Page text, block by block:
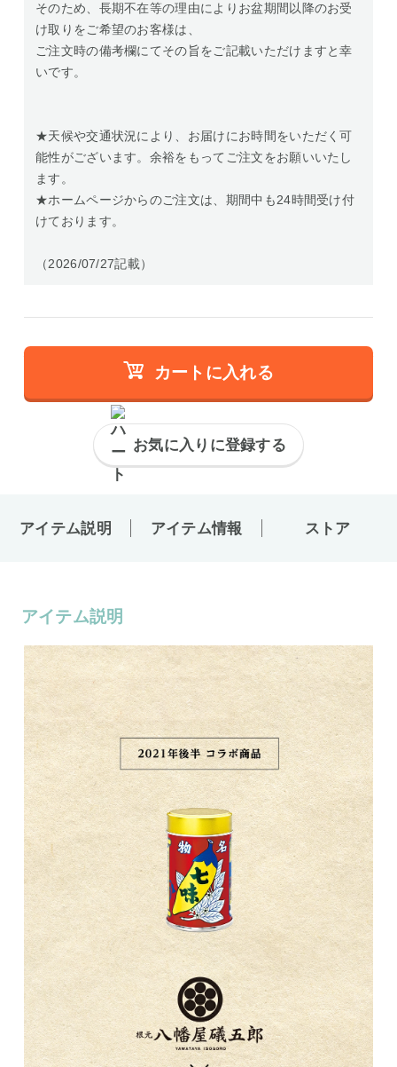
そのため、長期不在等の理由によりお盆期間以降のお受
け取りをご希望のお客様は、
ご注文時の備考欄にてその旨をご記載いただけますと幸
いです。
★天候や交通状況により、お届けにお時間をいただく可
能性がございます。余裕をもってご注文をお願いいたし
ます。
★ホームページからのご注文は、期間中も24時間受け付
けております。
（2026/07/27記載）
カートに入れる
お気に入りに登録する
アイテム説明 アイテム情報 ストア
アイテム説明